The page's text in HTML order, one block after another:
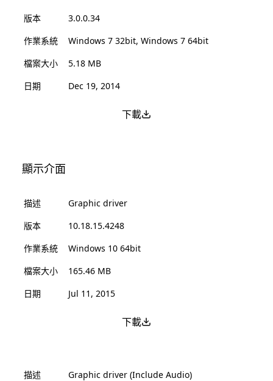
版本
3.0.0.34
作業系統
Windows 7 32bit, Windows 7 64bit
檔案大小
5.18 MB
日期
Dec 19, 2014
下載
顯示介面
描述
Graphic driver
版本
10.18.15.4248
作業系統
Windows 10 64bit
檔案大小
165.46 MB
日期
Jul 11, 2015
下載
描述
Graphic driver (Include Audio)